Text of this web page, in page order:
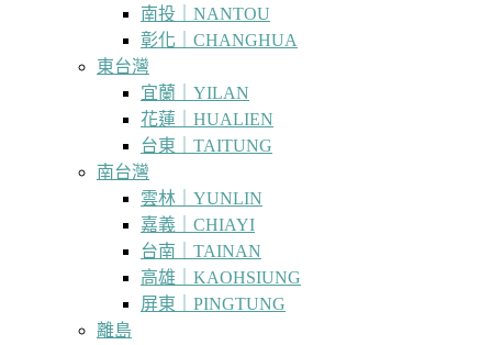
南投｜NANTOU
彰化｜CHANGHUA
東台灣
宜蘭｜YILAN
花蓮｜HUALIEN
台東｜TAITUNG
南台灣
雲林｜YUNLIN
嘉義｜CHIAYI
台南｜TAINAN
高雄｜KAOHSIUNG
屏東｜PINGTUNG
離島